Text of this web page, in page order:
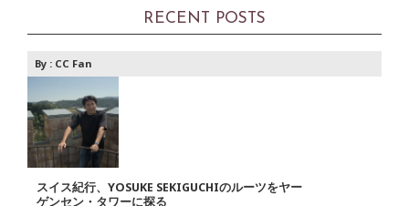
RECENT POSTS
By : CC Fan
スイス紀行、YOSUKE SEKIGUCHIのルーツをヤー
ゲンセン・タワーに探る